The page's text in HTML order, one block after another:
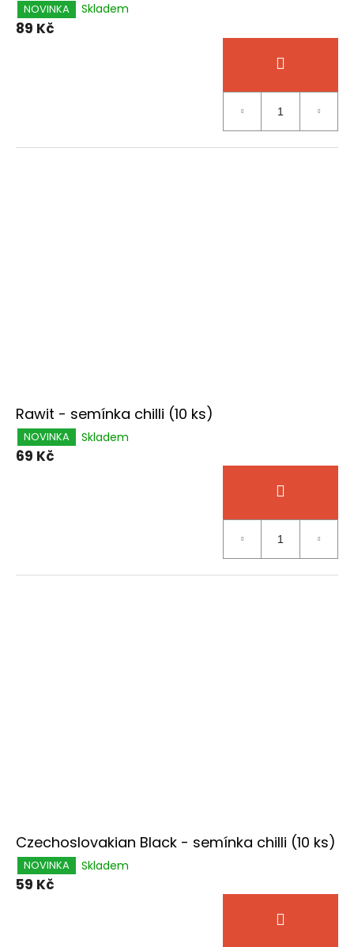
NOVINKA Skladem
89 Kč
Rawit - semínka chilli (10 ks)
NOVINKA Skladem
69 Kč
Czechoslovakian Black - semínka chilli (10 ks)
NOVINKA Skladem
59 Kč